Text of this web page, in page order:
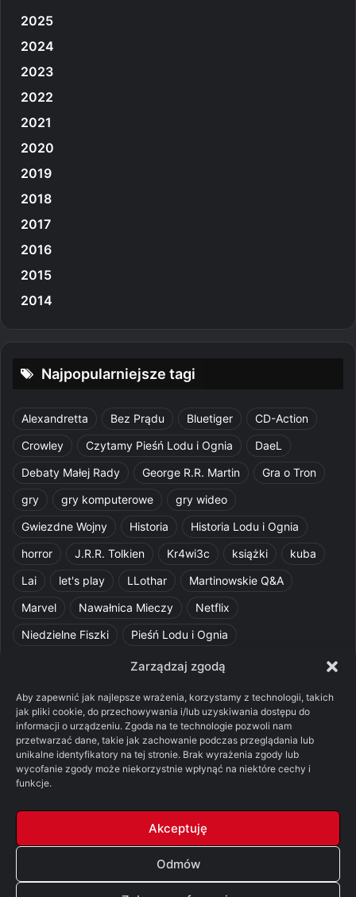
Zarządzaj zgodą
Aby zapewnić jak najlepsze wrażenia, korzystamy z technologii, takich
jak pliki cookie, do przechowywania i/lub uzyskiwania dostępu do
informacji o urządzeniu. Zgoda na te technologie pozwoli nam
przetwarzać dane, takie jak zachowanie podczas przeglądania lub
unikalne identyfikatory na tej stronie. Brak wyrażenia zgody lub
wycofanie zgody może niekorzystnie wpłynąć na niektóre cechy i
funkcje.
Akceptuję
Odmów
2025
2024
2023
2022
2021
2020
2019
2018
2017
2016
2015
2014
Najpopularniejsze tagi
Alexandretta Bez Prądu Bluetiger
CD-Action
Crowley
Czytamy Pieśń Lodu i Ognia
DaeL
Debaty Małej Rady
George R.R. Martin
Gra o Tron
gry
gry komputerowe
gry wideo
Gwiezdne Wojny
Historia
Historia Lodu i Ognia
horror
J.R.R. Tolkien Kr4wi3c książki
kuba
Lai
let's play LLothar
Martinowskie Q&A
Marvel
Nawałnica Mieczy
Netflix
Niedzielne Fiszki
Pieśń Lodu i Ognia
Pquelim
Pytania do maesterów
recenzja książki
Ród Smoka Silmarillion
SithFrog
Starcie Królów
Star Wars
Szalone Teorie
Tolkienowskie Q&A
Voo
Wieści z Cytadeli
© Copyright 2026, All Rights Reserved | FSGK.PL